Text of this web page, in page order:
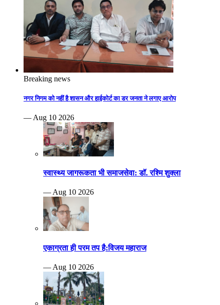
Breaking news
नगर निगम को नहीं है शासन और हाईकोर्ट का डर जनता ने लगाए आरोप
— Aug 10 2026
स्वास्थ्य जागरूकता भी समाजसेवा: डॉ. रश्मि शुक्ला
— Aug 10 2026
एकाग्रता ही परम तप है:विजय महाराज
— Aug 10 2026